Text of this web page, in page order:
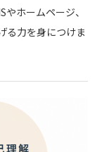
ホームページ、
る力を身につけま